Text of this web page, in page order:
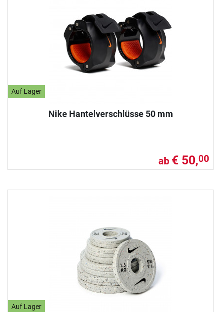
Auf Lager
Nike Hantelverschlüsse 50 mm
ab € 50,00
Auf Lager